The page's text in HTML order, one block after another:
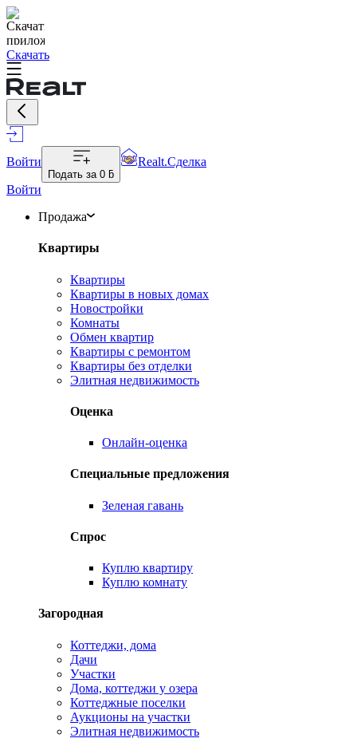
Скачать
Войти
Подать за 0 ƃ
Realt.Сделка
Войти
Продажа
Квартиры
Квартиры
Квартиры в новых домах
Новостройки
Комнаты
Обмен квартир
Квартиры с ремонтом
Квартиры без отделки
Элитная недвижимость
Оценка
Онлайн-оценка
Специальные предложения
Зеленая гавань
Спрос
Куплю квартиру
Куплю комнату
Загородная
Коттеджи, дома
Дачи
Участки
Дома, коттеджи у озера
Коттеджные поселки
Аукционы на участки
Элитная недвижимость